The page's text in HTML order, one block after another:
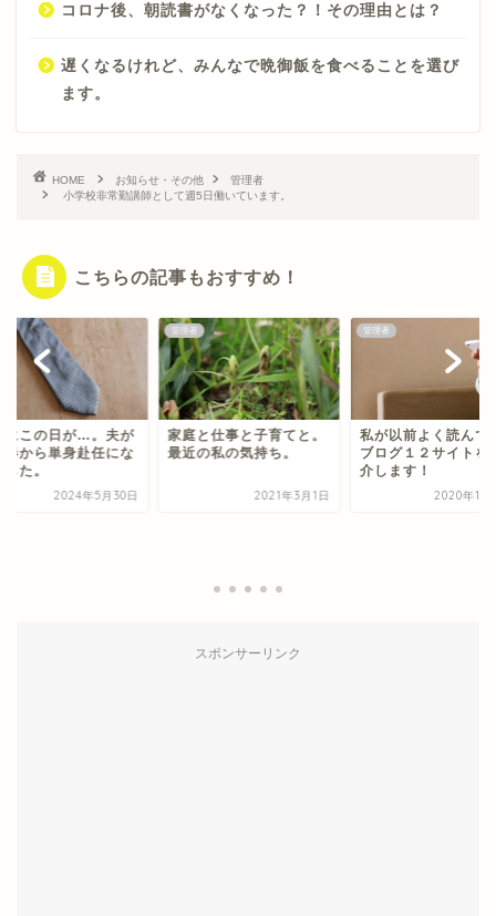
コロナ後、朝読書がなくなった？！その理由とは？
遅くなるけれど、みんなで晩御飯を食べることを選び
ます。
HOME お知らせ・その他
管理者
小学校非常勤講師として週5日働いています。
こちらの記事もおすすめ！
にこの日が…。夫が
春から単身赴任にな
た。
2024年5月30日
管理者
家庭と仕事と子育てと。
最近の私の気持ち。
2021年3月1日
管理者
私が以前よく読んで
ブログ１２サイトを
介します！
2020年11
スポンサーリンク